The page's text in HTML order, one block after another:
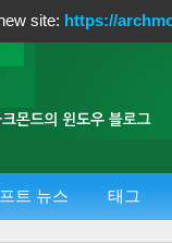
site: https://
트 뉴스 태그